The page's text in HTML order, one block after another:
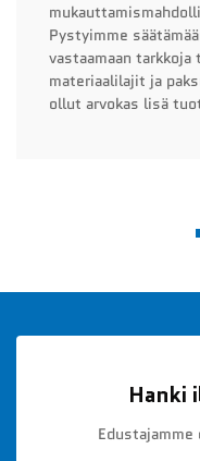
Pystyimme
vastaamaan
materiaalilajit ja
ollut arvokas lisä
Hanki